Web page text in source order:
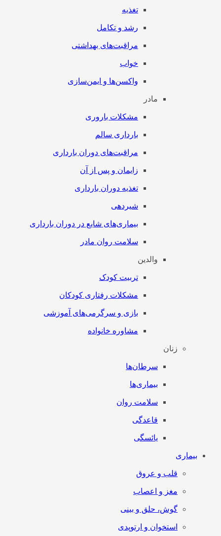
تغذیه
رشد و تکامل
مراقبت‌های بهداشتی
خواب
واکسن‌ها و ایمن‌سازی
مادر
مشکلات باروری
بارداری سالم
مراقبت‌های دوران بارداری
زایمان و پس از آن
تغذیه دوران بارداری
شیردهی
بیماری‌های شایع در دوران بارداری
سلامت روان مادر
والدین
تربیت کودک
مشکلات رفتاری کودکان
بازی و سرگرمی‌های آموزشی
مشاوره خانواده
زنان
سرطان‌‌ها
بیماری‌ها
سلامت روان
قاعدگی
یائسگی
بیماری
قلب و عروق
مغز و اعصاب
گوش، حلق و بینی
استخوان و ارتوپدی